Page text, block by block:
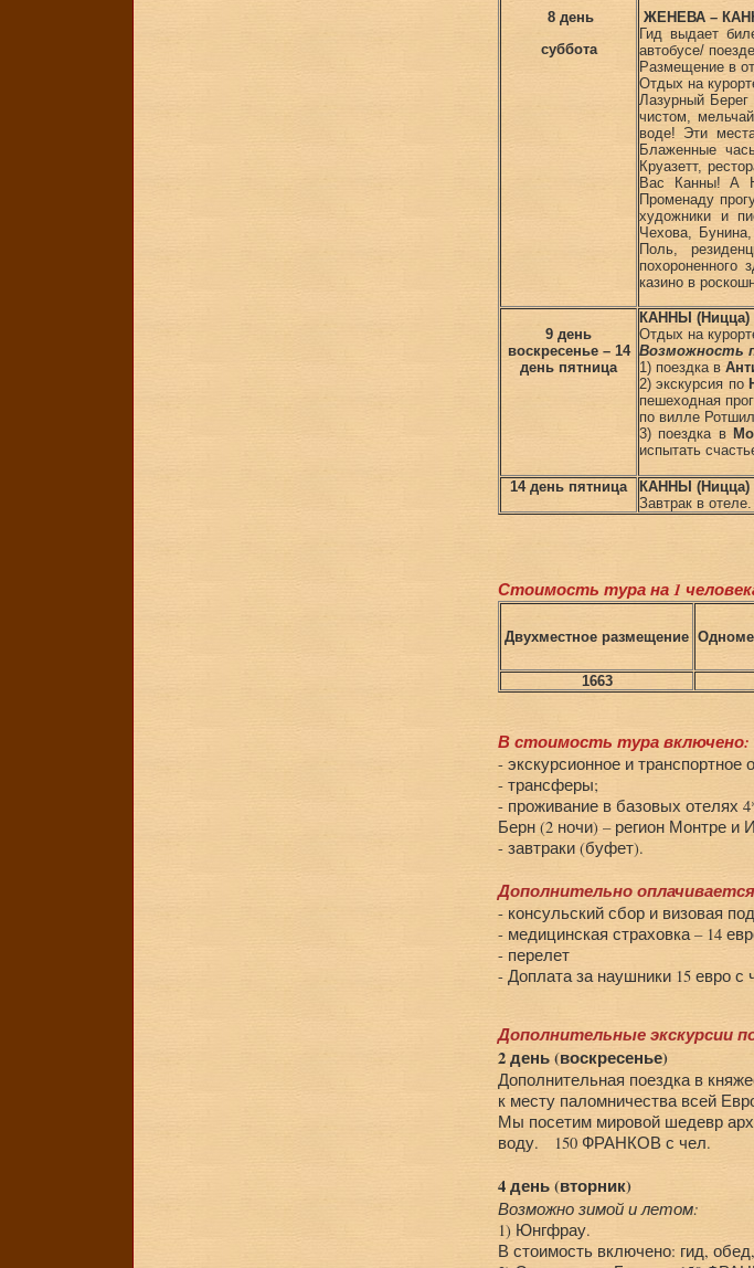
8 день
суббота
ЖЕНЕВА –
Гид выдает
автобусе/
Размещение в
Отдых на
Лазурный
чистом,
воде! Эти
Блаженные
Круазетт,
Вас Канны! А
Променаду
художники и
Чехова,
Поль,
казино в
9 день
воскресенье – 14
день пятница
КАННЫ (Ницца)
Отдых на
Возможность
1) поездка в
2) экскурсия по
пешеходная
по вилле
3) поездка в
испытать
14 день пятница
КАННЫ (Ницца)
Завтрак в
Стоимость тура на 1
Двухместное размещение
1663
В стоимость тура включено:
- экскурсионное и
- трансферы;
- проживание в базовых отелях
Берн (2 ночи) – регион Монтре и
- завтраки (буфет).
Дополнительно
- консульский сбор и визовая
- медицинская страховка – 14
- перелет
- Доплата за наушники 15 евро с
Дополнительные экскурсии
2 день (воскресенье)
Дополнительная поездка в
к месту паломничества всей
Мы посетим мировой шедевр
воду. 150 ФРАНКОВ с чел.
4 день (вторник)
Возможно зимой и летом:
1) Юнгфрау.
В стоимость включено: гид,